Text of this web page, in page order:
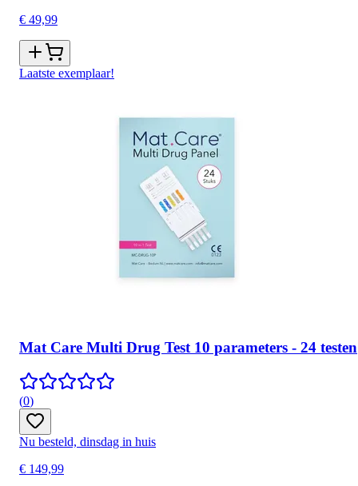
€ 49,99
Laatste exemplaar!
Mat Care Multi Drug Test 10 parameters - 24 testen
(0)
Nu besteld, dinsdag in huis
€ 149,99